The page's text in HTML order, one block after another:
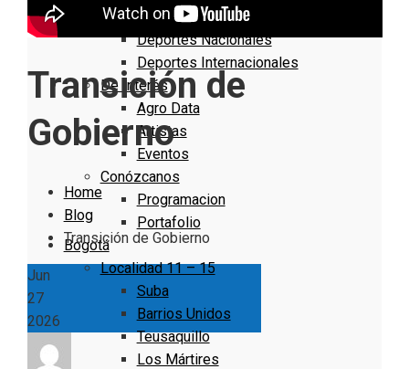
Deportes Locales
Deportes Nacionales
Deportes Internacionales
De Interés
Agro Data
Artistas
Eventos
Conózcanos
Programacion
Portafolio
Bogotá
Localidad 11 – 15
Suba
Barrios Unidos
Teusaquillo
Los Mártires
Transición de
Gobierno
Home
Blog
Transición de Gobierno
Jun
27
2026